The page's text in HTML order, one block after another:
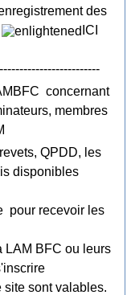
des
ICI
concernant
membres
QPDD, les
disponibles
pour recevoir les
LAM BFC ou leurs
site sont valables.